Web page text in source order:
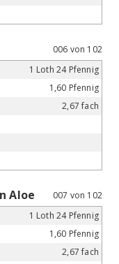
006 von 102
1 Loth 24 Pfennig
1,60 Pfennig
2,67 fach
Aloe
007 von 102
1 Loth 24 Pfennig
1,60 Pfennig
2,67 fach